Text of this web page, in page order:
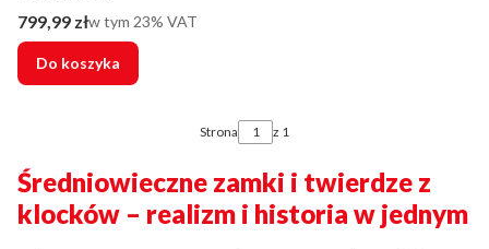
Cena brutto
799,99 złw tym %s VAT
w tym 23% VAT
Do koszyka
Strona z 1
Średniowieczne zamki i twierdze z
klocków – realizm i historia w jednym